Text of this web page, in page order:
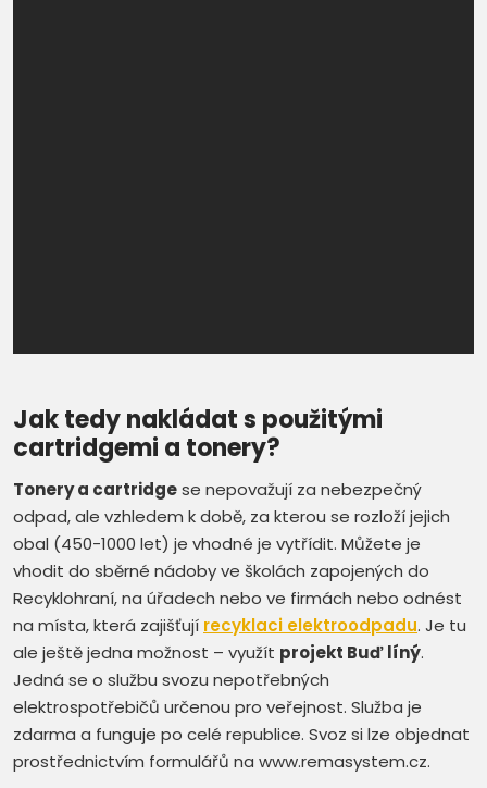
Jak tedy nakládat s použitými
cartridgemi a tonery?
Tonery a cartridgese nepovažují za nebezpečný
odpad, ale vzhledem k době, za kterou se rozloží jejich
obal (450-1000 let) je vhodné je vytřídit. Můžete je
vhodit do sběrné nádoby ve školách zapojených do
Recyklohraní, na úřadech nebo ve firmách nebo odnést
na místa, která zajišťují recyklaci elektroodpadu. Je tu
ale ještě jedna možnost – využít projekt Buď líný.
Jedná se o službu svozu nepotřebných
elektrospotřebičů určenou pro veřejnost. Služba je
zdarma a funguje po celé republice. Svoz si lze objednat
prostřednictvím formulářů na www.remasystem.cz.